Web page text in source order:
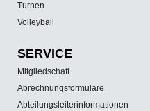
Turnen
Volleyball
SERVICE
Mitgliedschaft
Abrechnungsformulare
Abteilungsleiterinformationen